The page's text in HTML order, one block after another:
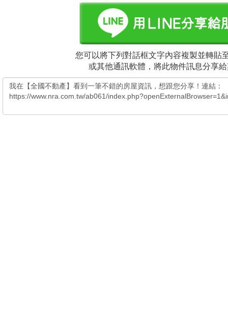
您可以將下列對話框文字內容複製並轉貼
或其他通訊軟體，將此物件訊息分享